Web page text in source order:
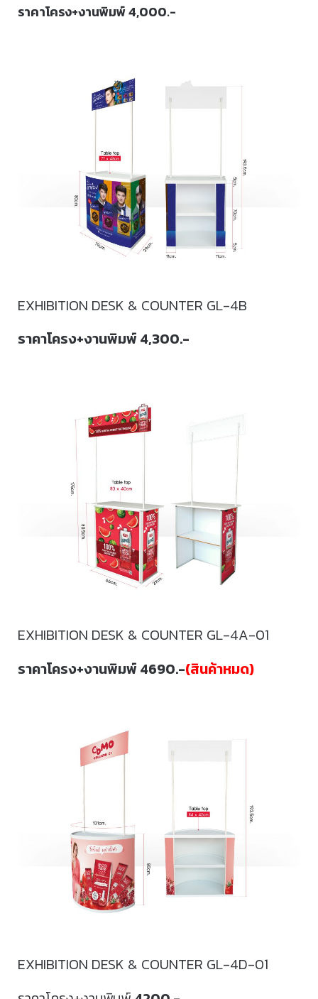
ราคาโครง+งานพิมพ์ 4,000.-
EXHIBITION DESK & COUNTER GL-4B
ราคาโครง+งานพิมพ์ 4,300.-
EXHIBITION DESK & COUNTER GL-4A-01
ราคาโครง+งานพิมพ์ 4690.-(สินค้าหมด)
EXHIBITION DESK & COUNTER GL-4D-01